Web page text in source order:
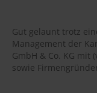
Gut gelaunt trotz
Management der
GmbH & Co. KG mit
sowie